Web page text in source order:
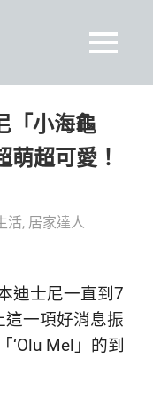
MENU
「小海龜
超可愛！
活, 居家達人
迪士尼一直到7
一項好消息振
‘Olu Mel」的到